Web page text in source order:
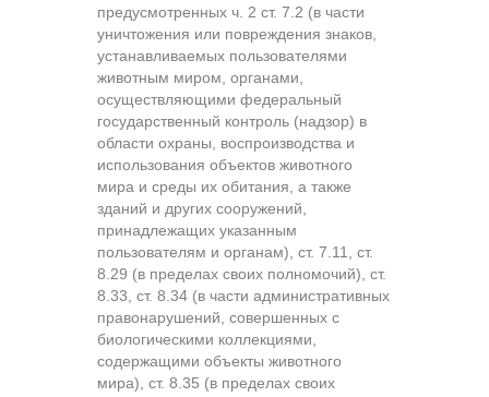
предусмотренных ч. 2 ст. 7.2 (в части
уничтожения или повреждения знаков,
устанавливаемых пользователями
животным миром, органами,
осуществляющими федеральный
государственный контроль (надзор) в
области охраны, воспроизводства и
использования объектов животного
мира и среды их обитания, а также
зданий и других сооружений,
принадлежащих указанным
пользователям и органам), ст. 7.11, ст.
8.29 (в пределах своих полномочий), ст.
8.33, ст. 8.34 (в части административных
правонарушений, совершенных с
биологическими коллекциями,
содержащими объекты животного
мира), ст. 8.35 (в пределах своих